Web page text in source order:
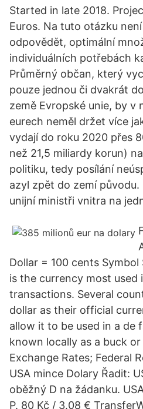
Started in late 2018.
Euros. Na tuto otázku
odpovědět, optimální
individuálních potřebách
Průměrný občan, který
pouze jednou či dvakrát
země Evropské unie, by v
eurech neměl držet více
vydají do roku 2020 přes
než 21,5 miliardy korun)
politiku, tedy posílání
azyl zpět do zemí
unijní ministři vnitra na
Dollar = 100 cents Symbol
is the currency most used
transactions. Several
dollar as their official
allow it to be used in a de
known locally as a buck
Exchange Rates; Federal
USA mince Dolary Řadit:
oběžný D na žádanku.
P. 80 Kč / 3.08 €